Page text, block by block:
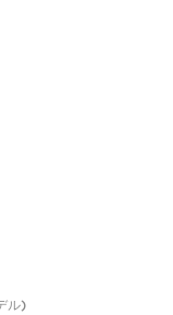
ル)